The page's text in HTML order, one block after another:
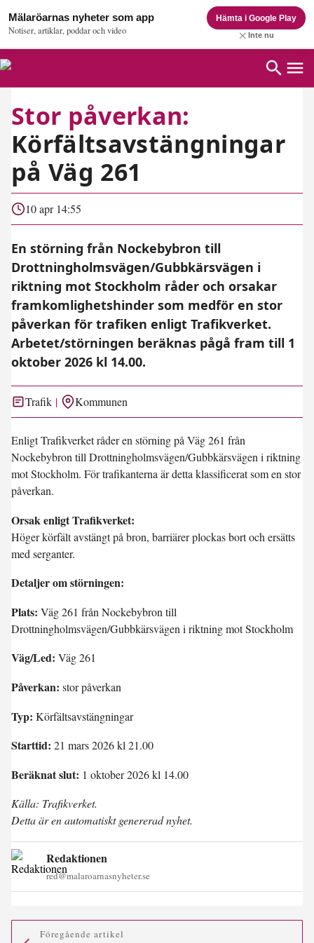
Mälaröarnas nyheter som app
Notiser, artiklar, poddar och video
Hämta i Google Play
Inte nu
Stor påverkan:
Körfältsavstängningar
på Väg 261
10 apr 14:55
En störning från Nockebybron till
Drottningholmsvägen/Gubbkärsvägen i
riktning mot Stockholm råder och orsakar
framkomlighetshinder som medför en stor
påverkan för trafiken enligt Trafikverket.
Arbetet/störningen beräknas pågå fram till 1
oktober 2026 kl 14.00.
Trafik Kommunen
Enligt Trafikverket råder en störning på Väg 261 från
Nockebybron till Drottningholmsvägen/Gubbkärsvägen i riktning
mot Stockholm. För trafikanterna är detta klassificerat som en stor
påverkan.
Orsak enligt Trafikverket:
Höger körfält avstängt på bron, barriärer plockas bort och ersätts
med serganter.
Detaljer om störningen:
Plats: Väg 261 från Nockebybron till
Drottningholmsvägen/Gubbkärsvägen i riktning mot Stockholm
Väg/Led: Väg 261
Påverkan: stor påverkan
Typ: Körfältsavstängningar
Starttid: 21 mars 2026 kl 21.00
Beräknat slut: 1 oktober 2026 kl 14.00
Källa: Trafikverket.
Detta är en automatiskt genererad nyhet.
Redaktionen
red@malaroarnasnyheter.se
Föregående artikel